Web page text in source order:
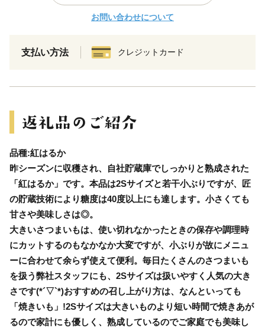
お問い合わせについて
支払い方法 クレジットカード
品種:紅はるか
昨シーズンに収穫され、自社貯蔵庫でしっかりと熟成された
「紅はるか」です。本品は2Sサイズと若干小ぶりですが、匠
の貯蔵技術により糖度は40度以上にも達します。小さくても
甘さや美味しさは◎。
大きいさつまいもは、使い切れなかったときの保存や調理時
にカットするのもなかなか大変ですが、小ぶりが故にメニュ
ーに合わせて余らず使えて便利。毎日たくさんのさつまいも
を扱う弊社スタッフにも、2Sサイズは扱いやすく人気の大き
さです(*´▽`*)おすすめの召し上がり方は、なんといっても
「焼きいも」!2Sサイズは大きいものより短い時間で焼きあが
るので家計にも優しく、熟成しているのでご家庭でも美味し